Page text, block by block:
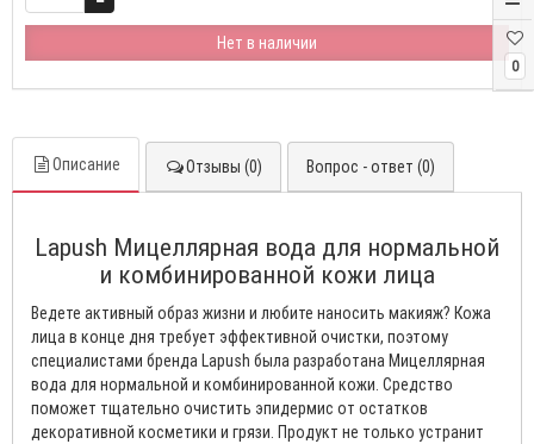
0
Нет в наличии
Описание Отзывы (0) Вопрос - ответ (0)
Lapush Мицеллярная вода для нормальной
и комбинированной кожи лица
Ведете активный образ жизни и любите наносить макияж? Кожа
лица в конце дня требует эффективной очистки, поэтому
специалистами бренда Lapush была разработана Мицеллярная
вода для нормальной и комбинированной кожи. Средство
поможет тщательно очистить эпидермис от остатков
декоративной косметики и грязи. Продукт не только устранит